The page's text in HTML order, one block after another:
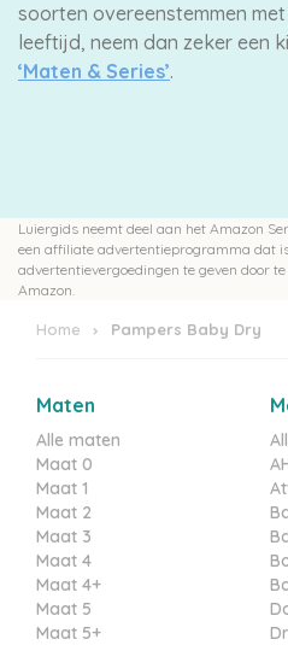
soorten overeenstemmen
leeftijd, neem dan zeker een
‘Maten & Series’.
Luiergids neemt deel aan het Amazon
een affiliate advertentieprogramma dat
advertentievergoedingen te geven door
Amazon.
Home Pampers Baby Dry
Maten
Alle maten
Maat 0
Maat 1
Maat 2
Maat 3
Maat 4
Maat 4+
Maat 5
Maat 5+